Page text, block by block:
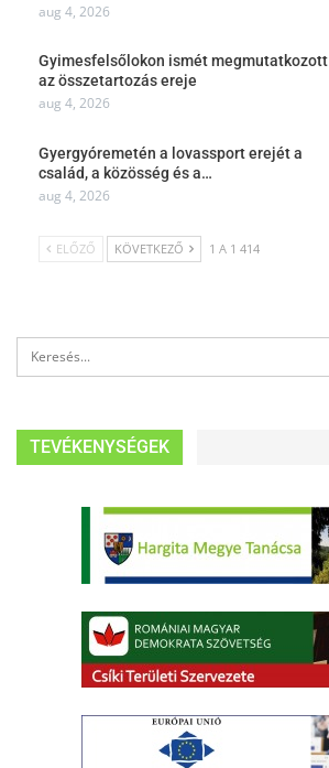
aug 4, 2026
Gyimesfelsőlokon ismét megmutatkozott
az összetartozás ereje
aug 4, 2026
Gyergyóremetén a lovassport erejét a
család, a közösség és a…
aug 4, 2026
ELŐZŐ KÖVETKEZŐ 1 A 1 414
TEVÉKENYSÉGEK